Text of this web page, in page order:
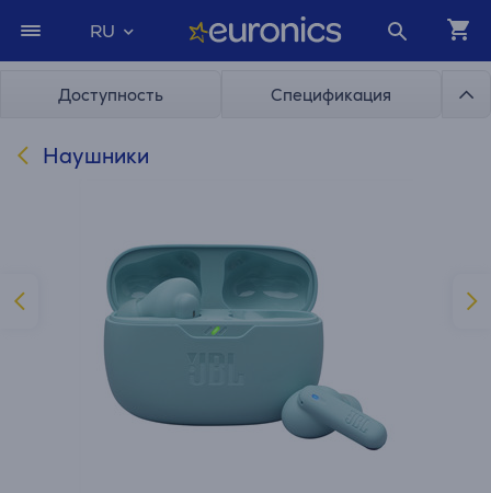
RU
Доступность Спецификация
Наушники